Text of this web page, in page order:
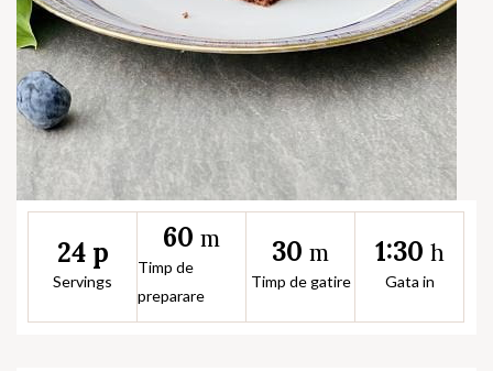
24 p
Servings
60 m
Timp de
preparare
30 m
Timp de gatire
1:30 h
Gata in